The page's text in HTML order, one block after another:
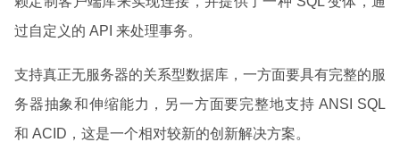
过自定义的 API 来处理事务。
支持真正无服务器的关系型数据库，一方面要具有完整的服
务器抽象和伸缩能力，另一方面要完整地支持 ANSI SQL
和 ACID，这是一个相对较新的创新解决方案。